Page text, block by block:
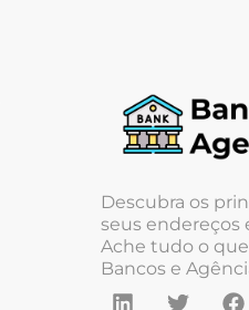
Descubra os
seus endereços
Ache tudo o
Bancos e